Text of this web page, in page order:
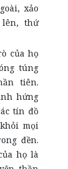
xảo
lên, thứ
của họ
túng
tiên.
hứng
tín đồ
mọi
đền.
họ là